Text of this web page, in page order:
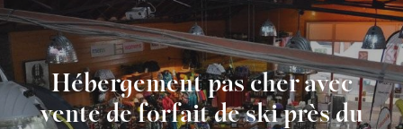
Hébergement pas cher avec
vente de forfait de ski près du